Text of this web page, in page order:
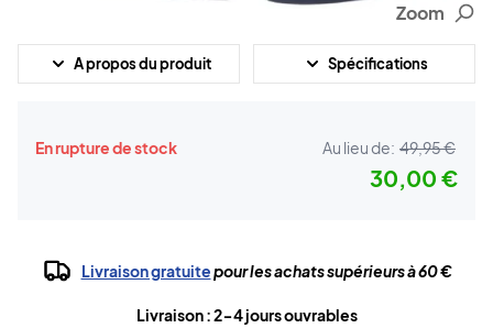
Zoom
A propos du produit Spécifications
En rupture de stock Au lieu de: 49,95 €
30,00 €
Livraison gratuitepour les achats supérieurs à 60 €
Livraison : 2-4 jours ouvrables